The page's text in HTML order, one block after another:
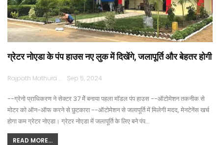
ग्रेटर नोएडा के पंप हाउस नए लुक में दिखेंगे, जलापूर्ति और बेहतर होगी
Rajpath Mathura Sep 5, 2024
--ग्रेनो प्राधिकरण ने सेक्टर 37 मेें बनाया पहला मॉडल पंप हाउस --ऑटोमेशन तकनीक से
मोटर को ऑन-ऑफ करने से छुटकारा --ऑटोमेशन से जलापूर्ति में मिलेगी मदद, मेनटेनेंस खर्च
होगा कम ग्रेटर नोएडा। ग्रेटर नोएडा में जलापूर्ति के लिए बने पंप…
READ MORE...